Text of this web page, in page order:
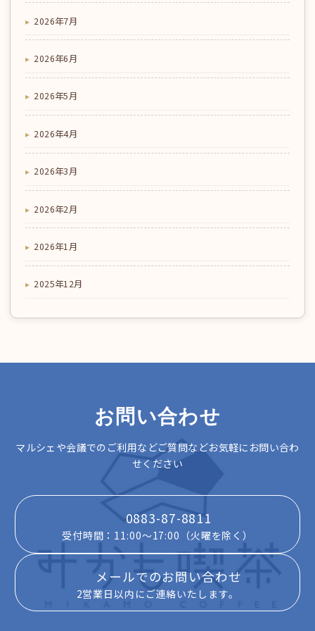
2026年7月
2026年6月
2026年5月
2026年4月
2026年3月
2026年2月
2026年1月
2025年12月
お問い合わせ
マルシェや会議でのご利用などご質問などお気軽にお問い合わ
せください
0883-87-8811
受付時間：11:00～17:00（火曜を除く）
メールでのお問い合わせ
2営業日以内にご連絡いたします。